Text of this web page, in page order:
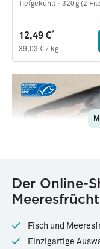
Tiefgekühlt · 320g (2
12,49 €*
39,03 € / kg
Frisch filetierter
(Neufang 2026)
10,99 €
Der Online-
Fisch und
Einzigartige